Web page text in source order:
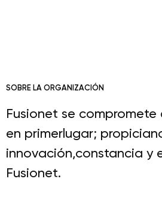
SOBRE LA ORGANIZACIÓN
Fusionet se
en primerlugar;
innovación,constancia y
Fusionet.